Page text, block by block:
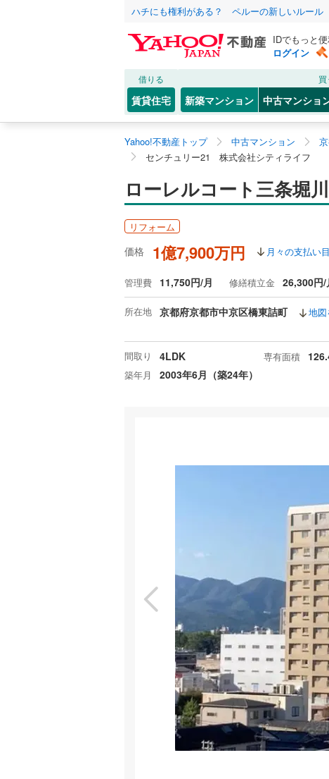
ハチにも権利がある？ ペルーの新しいルール
IDでもっと
ログイン
借りる
賃貸住宅
買
新築マンション 中古マンショ
Yahoo!不動産トップ 中古マンション
センチュリー21 株式会社シティライフ
ローレルコート三条堀
リフォーム
価格 1億7,900万円 月々の支払い
管理費 11,750円/月 修繕積立金 26,300円/
所在地 京都府京都市中京区橋東詰町 地
間取り 4LDK 専有面積
築年月 2003年6月（築24年）
特
お